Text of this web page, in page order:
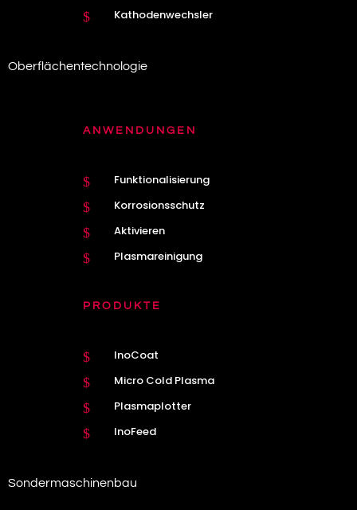
$ Kathodenwechsler
Oberflächentechnologie
ANWENDUNGEN
$ Funktionalisierung
$ Korrosionsschutz
$ Aktivieren
$ Plasmareinigung
PRODUKTE
$ InoCoat
$ Micro Cold Plasma
$ Plasmaplotter
$ InoFeed
Sondermaschinenbau